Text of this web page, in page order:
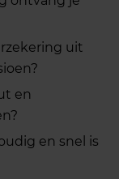
uit
en
en snel is